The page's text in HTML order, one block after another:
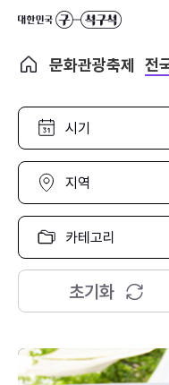
문화관광축제 전
시
선
택
지
선
택
카
고
리
택
초기화